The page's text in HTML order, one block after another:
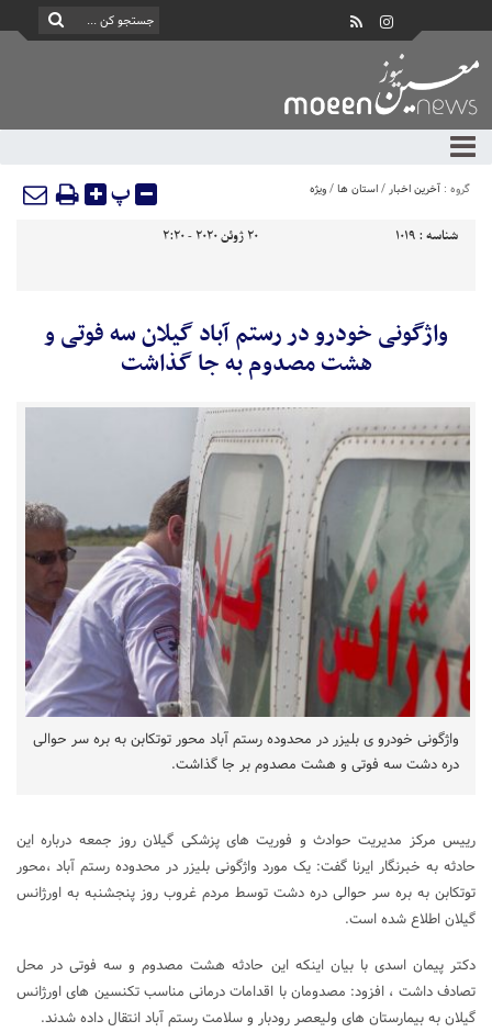
گروه : آخرین اخبار/استان ها/ویژه پ
شناسه : 1019 20 ژوئن 2020 - 2:20
واژگونی خودرو در رستم آباد گیلان سه فوتی و
هشت مصدوم به جا گذاشت
واژگونی خودرو ی بلیزر در محدوده رستم آباد محور توتکابن به بره سر حوالی
دره دشت سه فوتی و هشت مصدوم بر جا گذاشت.
رییس مرکز مدیریت حوادث و فوریت های پزشکی گیلان روز جمعه درباره این
حادثه به خبرنگار ایرنا گفت: یک مورد واژگونی بلیزر در محدوده رستم آباد ،محور
توتکابن به بره سر حوالی دره دشت توسط مردم غروب روز پنجشنبه به اورژانس
گیلان اطلاع شده است.
دکتر پیمان اسدی با بیان اینکه این حادثه هشت مصدوم و سه فوتی در محل
تصادف داشت ، افزود: مصدومان با اقدامات درمانی مناسب تکنسین های اورژانس
گیلان به بیمارستان های ولیعصر رودبار و سلامت رستم آباد انتقال داده شدند.